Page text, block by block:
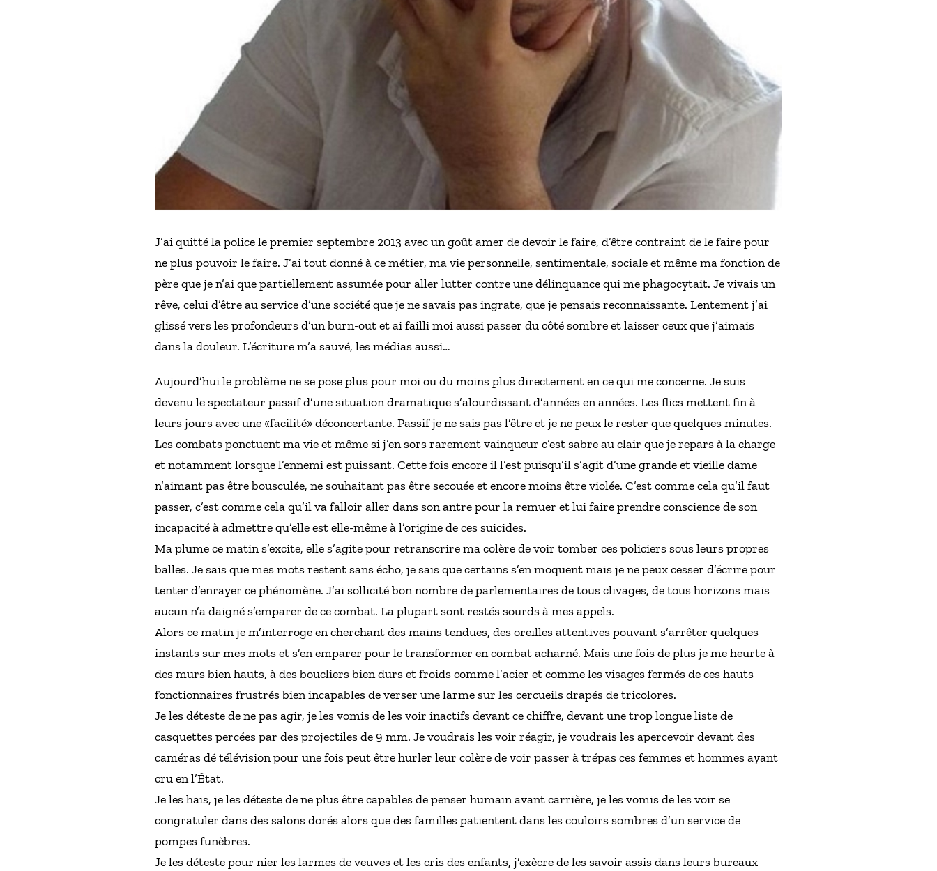
J’ai quitté la police le premier septembre 2013 avec un goût amer de devoir le faire, d’être contraint de le faire pour
ne plus pouvoir le faire. J’ai tout donné à ce métier, ma vie personnelle, sentimentale, sociale et même ma fonction de
père que je n’ai que partiellement assumée pour aller lutter contre une délinquance qui me phagocytait. Je vivais un
rêve, celui d’être au service d’une société que je ne savais pas ingrate, que je pensais reconnaissante. Lentement j’ai
glissé vers les profondeurs d’un burn-out et ai failli moi aussi passer du côté sombre et laisser ceux que j’aimais
dans la douleur. L’écriture m’a sauvé, les médias aussi…
Aujourd’hui le problème ne se pose plus pour moi ou du moins plus directement en ce qui me concerne. Je suis
devenu le spectateur passif d’une situation dramatique s’alourdissant d’années en années. Les flics mettent fin à
leurs jours avec une «facilité» déconcertante. Passif je ne sais pas l’être et je ne peux le rester que quelques minutes.
Les combats ponctuent ma vie et même si j’en sors rarement vainqueur c’est sabre au clair que je repars à la charge
et notamment lorsque l’ennemi est puissant. Cette fois encore il l’est puisqu’il s’agit d’une grande et vieille dame
n’aimant pas être bousculée, ne souhaitant pas être secouée et encore moins être violée. C’est comme cela qu’il faut
passer, c’est comme cela qu’il va falloir aller dans son antre pour la remuer et lui faire prendre conscience de son
incapacité à admettre qu’elle est elle-même à l’origine de ces suicides.
Ma plume ce matin s’excite, elle s’agite pour retranscrire ma colère de voir tomber ces policiers sous leurs propres
balles. Je sais que mes mots restent sans écho, je sais que certains s’en moquent mais je ne peux cesser d’écrire pour
tenter d’enrayer ce phénomène. J’ai sollicité bon nombre de parlementaires de tous clivages, de tous horizons mais
aucun n’a daigné s’emparer de ce combat. La plupart sont restés sourds à mes appels.
Alors ce matin je m’interroge en cherchant des mains tendues, des oreilles attentives pouvant s’arrêter quelques
instants sur mes mots et s’en emparer pour le transformer en combat acharné. Mais une fois de plus je me heurte à
des murs bien hauts, à des boucliers bien durs et froids comme l’acier et comme les visages fermés de ces hauts
fonctionnaires frustrés bien incapables de verser une larme sur les cercueils drapés de tricolores.
Je les déteste de ne pas agir, je les vomis de les voir inactifs devant ce chiffre, devant une trop longue liste de
casquettes percées par des projectiles de 9 mm. Je voudrais les voir réagir, je voudrais les apercevoir devant des
caméras dé télévision pour une fois peut être hurler leur colère de voir passer à trépas ces femmes et hommes ayant
cru en l’État.
Je les hais, je les déteste de ne plus être capables de penser humain avant carrière, je les vomis de les voir se
congratuler dans des salons dorés alors que des familles patientent dans les couloirs sombres d’un service de
pompes funèbres.
Je les déteste pour nier les larmes de veuves et les cris des enfants, j’exècre de les savoir assis dans leurs bureaux